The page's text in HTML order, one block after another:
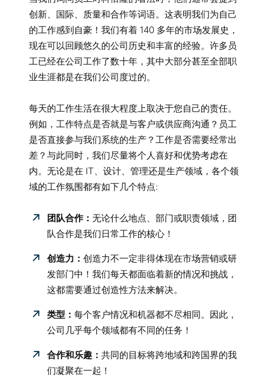
创新、国际、质量和合作等词语。这表明我们为自己
的工作感到自豪！我们有着 140 多年的市场发展史，
现在可以回顾悠久的公司历史和丰富的经验。许多员
工已经在公司工作了数十年，其中大部分甚至全部职
业生涯都是在我们公司度过的。
每天的工作生活在很大程度上取决于您自己的责任。
例如，工作特点是否就是与客户或供应商沟通？员工
是否直接参与我们系统的生产？工作是否需要经常出
差？与此同时，我们尽量将个人喜好和优势考虑在
内。无论是在 IT、设计、管理还是生产领域，各个领
域的工作氛围都有如下几个特点:
团队合作：无论什么地点、部门或职责领域，团
队合作是我们日常工作的核心！
创造力：创造力不一定非得体现在市场营销或研
发部门中！我们每天都面临着新的情况和挑战，
这都需要通过创造性方法来解决。
类型：每个客户情况和机器都不尽相同。因此，
公司几乎每个领域都有不同的任务！
合作和乐趣：共同的目标将跨地域和跨国界的我
们凝聚在一起！